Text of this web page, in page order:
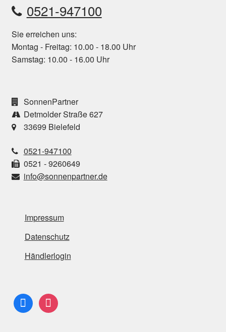
0521-947100
Sie erreichen uns:
Montag - Freitag: 10.00 - 18.00 Uhr
Samstag: 10.00 - 16.00 Uhr
SonnenPartner
Detmolder Straße 627
33699 Bielefeld
0521-947100
0521 - 9260649
info@sonnenpartner.de
Impressum
Datenschutz
Händlerlogin